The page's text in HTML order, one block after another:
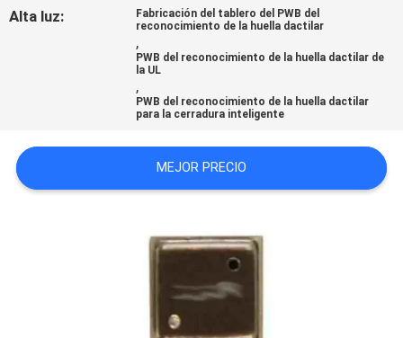
NOTICIAS
SITEMAP
Alta luz:
Fabricación del tablero del PWB del
reconocimiento de la huella dactilar
,
PWB del reconocimiento de la huella dactilar de
la UL
,
PWB del reconocimiento de la huella dactilar
para la cerradura inteligente
MEJOR PRECIO